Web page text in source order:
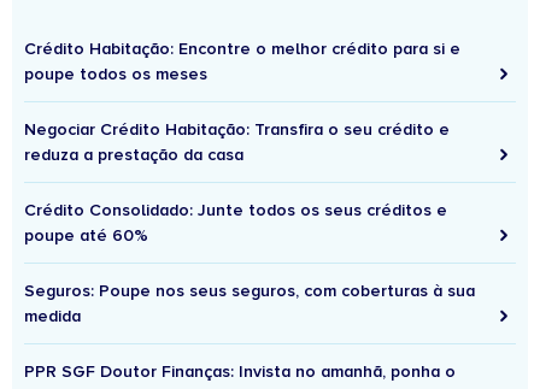
Crédito Habitação: Encontre o melhor crédito para si e
poupe todos os meses
Negociar Crédito Habitação: Transfira o seu crédito e
reduza a prestação da casa
Crédito Consolidado: Junte todos os seus créditos e
poupe até 60%
Seguros: Poupe nos seus seguros, com coberturas à sua
medida
PPR SGF Doutor Finanças: Invista no amanhã, ponha o